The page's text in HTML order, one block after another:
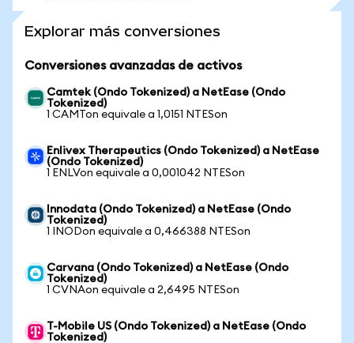
Explorar más conversiones
Conversiones avanzadas de activos
Camtek (Ondo Tokenized) a NetEase (Ondo
Tokenized)
1 CAMTon equivale a 1,0151 NTESon
Enlivex Therapeutics (Ondo Tokenized) a NetEase
(Ondo Tokenized)
1 ENLVon equivale a 0,001042 NTESon
Innodata (Ondo Tokenized) a NetEase (Ondo
Tokenized)
1 INODon equivale a 0,466388 NTESon
Carvana (Ondo Tokenized) a NetEase (Ondo
Tokenized)
1 CVNAon equivale a 2,6495 NTESon
T-Mobile US (Ondo Tokenized) a NetEase (Ondo
Tokenized)